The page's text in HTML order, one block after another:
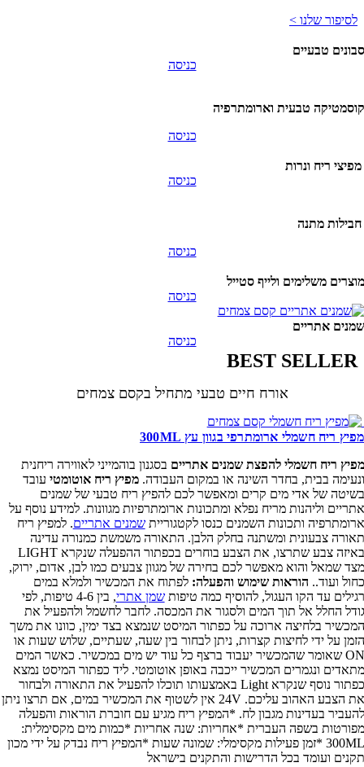
לסיפור שלנו >
סבונים טבעיים
כניסה
קוסמטיקה‭ ‬טבעית‭ ‬וארומתרפיה
כניסה
מפיצי ריח ונרות
כניסה
חבילות מתנה
כניסה
מוצרים משלימים ולייף סטייל
כניסה
שמנים אתריים
כניסה
BEST SELLER
אורח חיים טבעי מתחיל בקסם צמחים
מפיץ ריח חשמלי ארומתרפי בגוון עץ 300ML
מפיץ ריח חשמלי להפצת שמנים אתריים בסגנון בוהמייני לאווירה ריחנית
ונעימה בבית, בחדר השינה או במקום העבודה.מפיץ ריח אוטומטי עובד
בשיטה של אדי מים קרים ומאפשר לכם להפיץ ריח טבעי של שמנים
אתריים וליהנות מריח נפלא ומתכונות ארומתרפיות מגוונות. למידע נוסף על
ארומתרפיה ותכונות השמנים כנסו לקטגורייתשמנים אתריים. למפיץ ריח
תאורה צבעונית ומשתנה בחלק הלבן. התאורה משמשת כמנורה עדינה
באיזה צבע שתרצו, את הצבע בוחרים בכפתור ההפעלה שנקרא LIGHT
מצד שמאל והוא מאפשר לכם בחירה של מגוון צבעים כמו לבן, אדום, ירוק,
כחול ועוד.. הוראות שימוש והפעלה: לפתוח את המכשיר ולמלא במים
רגילים עד הקו העגול, להוסיף כמה טיפותשמן אתרי
, בין 4-6 טיפות, לפי
גודל החלל אל תוך המים ולסגור את המכסה. לחבר לחשמל ולהפעיל את
המכשיר בלחיצה ארוכה על כפתור המיסט שנמצא בצד ימין, כוונו את משך
הזמן על ידי לחיצות קצרות, ניתן לבחור בין שעה, שעתיים, שלוש שעות או
ON שאומר שהמכשיר יעבוד ברצף כל עוד יש מים במכשיר. כאשר המים
מתאדים ונגמרים המכשיר ייכבה באופן אוטומטי. ליד כפתור המיסט נמצא
כפתור נוסף שנקרא Light באמצעותו תוכלו להפעיל את התאורה ולבחור
את הצבע האהוב עליכם. 24V אין לשטוף את המכשיר במים, אם תרצו ניתן
להעביר בעדינות מגבון לח. *המפיץ ריח מגיע עם חוברת הוראות והפעלה
מפורטות בשפה העברית *אחריות: שנה אחריות *כמות מים מקסימלית:
300ML *זמן פעילות מקסימלי: שמונה שעות *המפיץ ריח נבדק על ידי מכון
תקנים ועומד בכל הדרישות והתקנים בישראל